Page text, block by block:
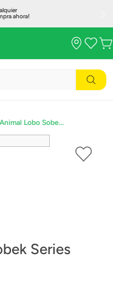
ahora!
Flexors Animal Lobo Sobek Series Muñeco Elástico 8"
Series